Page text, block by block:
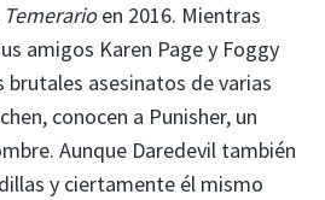
Temerarioen 2016. Mientras
amigos Karen Page y Foggy
brutales asesinatos de varias
conocen a Punisher, un
Aunque Daredevil también
y ciertamente él mismo